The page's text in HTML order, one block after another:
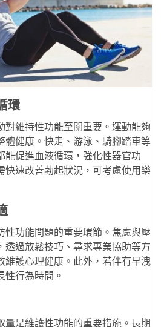
環
對維持性功能至關重要。運動能夠
體健康。快走、游泳、騎腳踏車等
能促進血液循環，強化性器官功
快速改善勃起狀況，可考慮使用樂
性功能問題的重要環節。焦慮與壓
透過放鬆技巧、尋求專業協助等方
維護心理健康。此外，若伴有早洩
性行為時間。
量是維護性功能的重要措施。長期